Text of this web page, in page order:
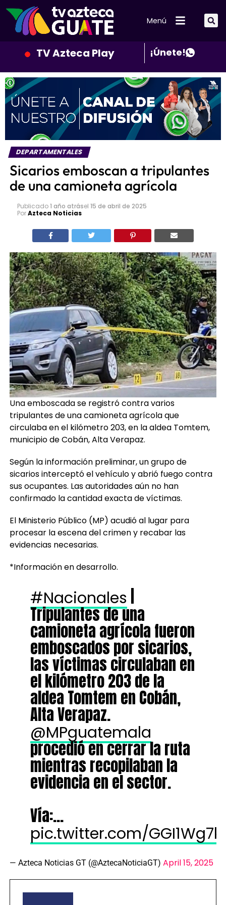
Menú
TV Azteca Play ¡Únete!
DEPARTAMENTALES
Sicarios emboscan a tripulantes
de una camioneta agrícola
Publicado1 año atrásel 15 de abril de 2025
PorAzteca Noticias
Una emboscada se registró contra varios
tripulantes de una camioneta agrícola que
circulaba en el kilómetro 203, en la aldea Tomtem,
municipio de Cobán, Alta Verapaz.
Según la información preliminar, un grupo de
sicarios interceptó el vehículo y abrió fuego contra
sus ocupantes. Las autoridades aún no han
confirmado la cantidad exacta de víctimas.
El Ministerio Público (MP) acudió al lugar para
procesar la escena del crimen y recabar las
evidencias necesarias.
*Información en desarrollo.
#Nacionales
Tripulantes de una
camioneta agrícola fueron
emboscados por sicarios,
las víctimas circulaban en
el kilómetro 203 de la
aldea Tomtem en Cobán,
Alta Verapaz.
@MPguatemala
procedió en cerrar la ruta
mientras recopilaban la
evidencia en el sector.
Vía:…
pic.twitter.com/
— Azteca Noticias GT (@AztecaNoticiaGT) April 15, 2025